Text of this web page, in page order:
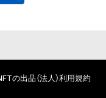
託を受けている者は、
百合展」 作
共同募金会賞
の出品（法人）利用規約